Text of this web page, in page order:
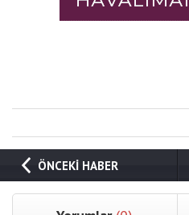
ÖNCEKİ HABER